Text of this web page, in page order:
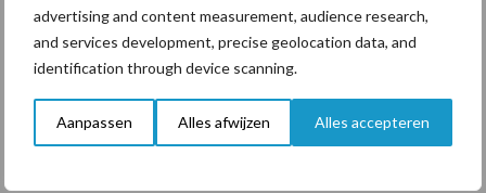
advertising and content measurement, audience research,
and services development, precise geolocation data, and
identification through device scanning.
Aanpassen Alles afwijzen Alles accepteren
Tien praktische tips voor
een langere levensduur